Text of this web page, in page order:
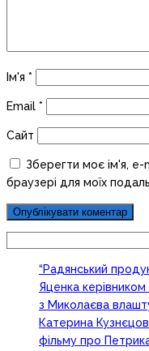
Ім'я *
Email *
Сайт
Зберегти моє ім'я,
браузері для моїх
“Радянський
Яценка
з Миколаєва
Катерина
фільму про